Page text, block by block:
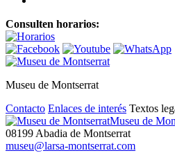
Consulten horarios:
Museu de Montserrat
Contacto Enlaces de interés Textos
Museu de
08199 Abadia de Montserrat
museu@larsa-montserrat.com